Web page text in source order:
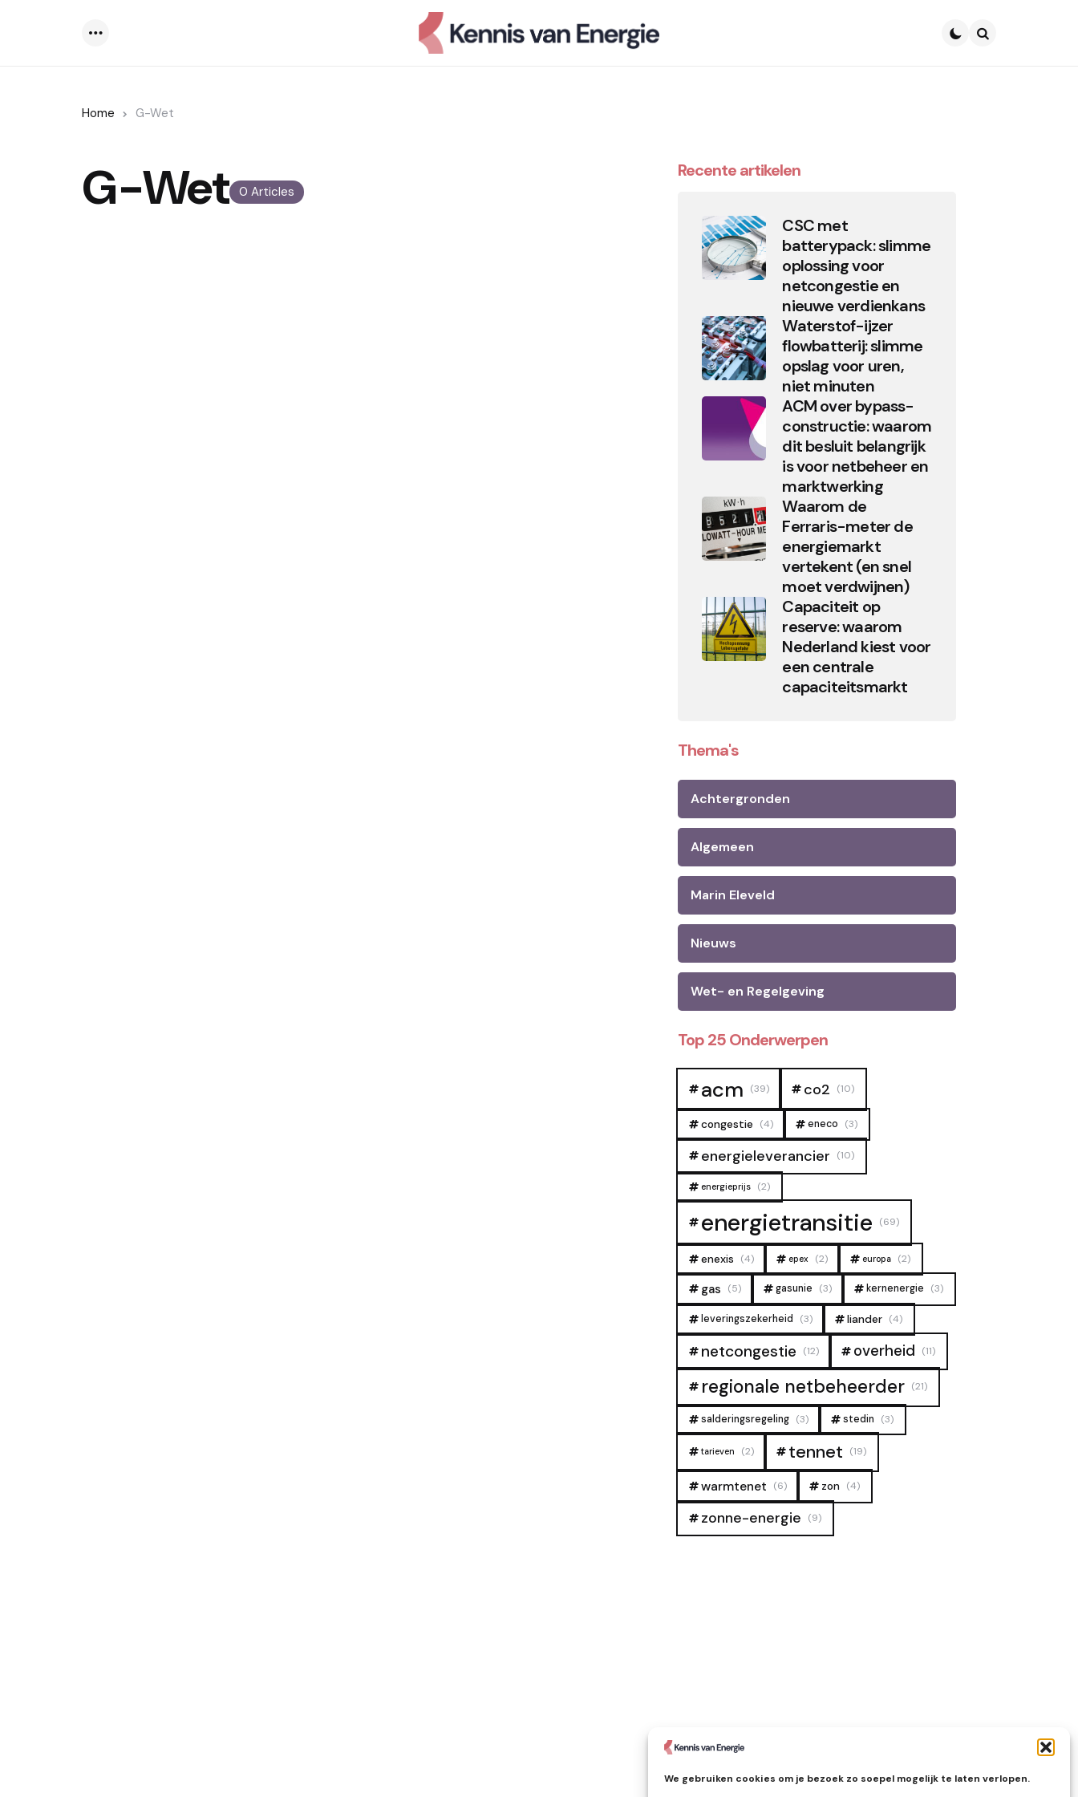
We gebruiken cookies om je bezoek zo soepel mogelijk te laten verlopen.
Home G-Wet
0 Articles
G-Wet Recente artikelen
CSC met
batterypack: slimme
oplossing voor
netcongestie en
nieuwe verdienkans
Waterstof-ijzer
flowbatterij: slimme
opslag voor uren,
niet minuten
ACM over bypass-
constructie: waarom
dit besluit belangrijk
is voor netbeheer en
marktwerking
Waarom de
Ferraris-meter de
energiemarkt
vertekent (en snel
moet verdwijnen)
Capaciteit op
reserve: waarom
Nederland kiest voor
een centrale
capaciteitsmarkt
Thema's
Achtergronden
Algemeen
Marin Eleveld
Nieuws
Wet- en Regelgeving
Top 25 Onderwerpen
acm (39) co2 (10)
congestie (4) eneco (3)
energieleverancier (10)
energieprijs (2)
energietransitie (69)
enexis (4) epex (2) europa (2)
gas (5) gasunie (3) kernenergie (3)
leveringszekerheid (3) liander (4)
netcongestie (12) overheid (11)
regionale netbeheerder (21)
salderingsregeling (3) stedin (3)
tarieven (2) tennet (19)
warmtenet (6) zon (4)
zonne-energie (9)